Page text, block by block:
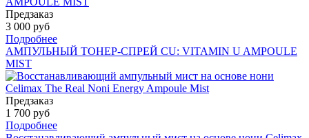
Предзаказ
3 000 руб
Подробнее
АМПУЛЬНЫЙ ТОНЕР-СПРЕЙ CU: VITAMIN U AMPOULE
MIST
Предзаказ
1 700 руб
Подробнее